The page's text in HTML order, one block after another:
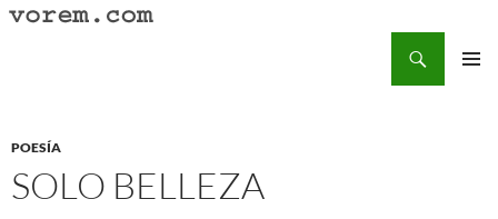
Saltar
POESÍA
SOLO BELLEZA